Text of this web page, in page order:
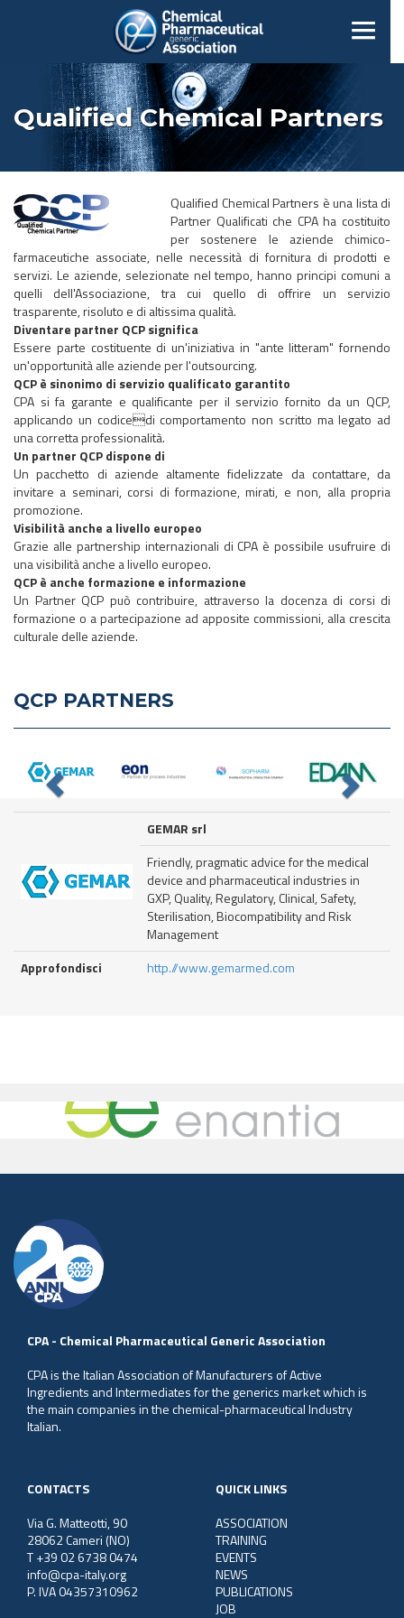
Qualified Chemical Partners
Qualified Chemical Partners è una lista di
Partner Qualificati che CPA ha costituito
per sostenere le aziende chimico-
farmaceutiche associate, nelle necessità di fornitura di prodotti e
servizi. Le aziende, selezionate nel tempo, hanno principi comuni a
quelli dell'Associazione, tra cui quello di offrire un servizio
trasparente, risoluto e di altissima qualità.
Diventare partner QCP significa
Essere parte costituente di un'iniziativa in "ante litteram" fornendo
un'opportunità alle aziende per l'outsourcing.
QCP è sinonimo di servizio qualificato garantito
CPA si fa garante e qualificante per il servizio fornito da un QCP,
applicando un codicedi comportamento non scritto ma legato ad
una corretta professionalità.
Un partner QCP dispone di
Un pacchetto di aziende altamente fidelizzate da contattare, da
invitare a seminari, corsi di formazione, mirati, e non, alla propria
promozione.
Visibilità anche a livello europeo
Grazie alle partnership internazionali di CPA è possibile usufruire di
una visibilità anche a livello europeo.
QCP è anche formazione e informazione
Un Partner QCP può contribuire, attraverso la docenza di corsi di
formazione o a partecipazione ad apposite commissioni, alla crescita
culturale delle aziende.
QCP PARTNERS
Previous
GEMAR srl
Friendly, pragmatic advice for the medical
device and pharmaceutical industries in
GXP, Quality, Regulatory, Clinical, Safety,
Sterilisation, Biocompatibility and Risk
Management
Approfondisci
http.//www.gemarmed.com
CPA - Chemical Pharmaceutical Generic Association
CPA is the Italian Association of Manufacturers of Active
Ingredients and Intermediates for the generics market which is
the main companies in the chemical-pharmaceutical Industry
Italian.
CONTACTS
Via G. Matteotti, 90
28062 Cameri (NO)
T +39 02 6738 0474
info@cpa-italy.org
P. IVA 04357310962
QUICK LINKS
ASSOCIATION
TRAINING
EVENTS
NEWS
PUBLICATIONS
JOB